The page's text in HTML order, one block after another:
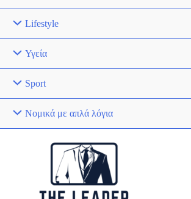
Lifestyle
Υγεία
Sport
Νομικά με απλά λόγια